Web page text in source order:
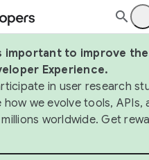
important to improve the
Experience.
in user research
we evolve tools, APIs,
worldwide. Get